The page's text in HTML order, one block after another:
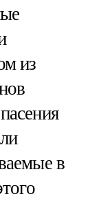
из
в